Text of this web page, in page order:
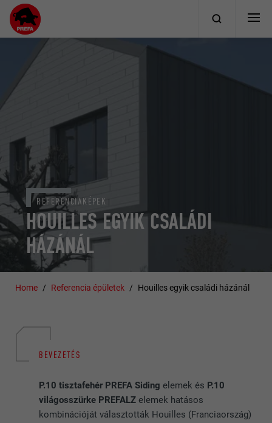
HOUILLES EGYIK CSALÁDI
HÁZÁNÁL
REFERENCIAKÉPEK
Home Referencia épületek Houilles egyik családi házánál
BEVEZETÉS
P.10 tisztafehér PREFA Siding elemek és P.10
világosszürke PREFALZ elemek hatásos
kombinációját választották Houilles (Franciaország)